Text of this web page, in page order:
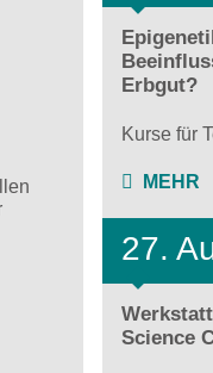
Erbgut?
Kurse für
MEHR
27.
Science